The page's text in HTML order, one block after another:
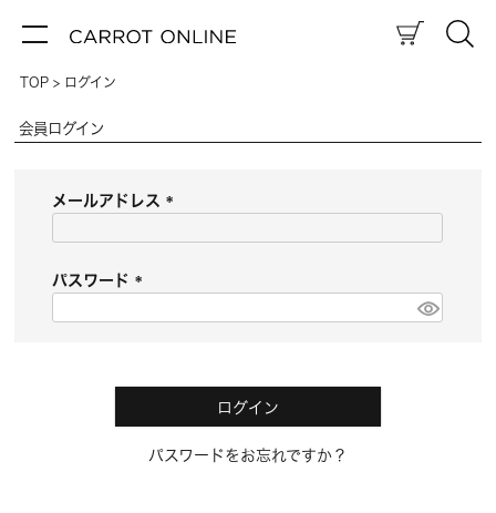
TOP ログイン
会員ログイン
メールアドレス
パスワード
ログイン
パスワードをお忘れですか？